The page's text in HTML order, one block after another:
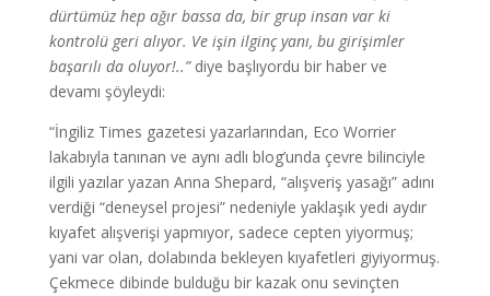
dürtümüz hep ağır bassa da, bir grup insan var ki
kontrolü geri alıyor. Ve işin ilginç yanı, bu girişimler
başarılı da oluyor!..”diye başlıyordu bir haber ve
devamı şöyleydi:
“İngiliz Times gazetesi yazarlarından, Eco Worrier
lakabıyla tanınan ve aynı adlı blog’unda çevre bilinciyle
ilgili yazılar yazan Anna Shepard, “alışveriş yasağı” adını
verdiği “deneysel projesi” nedeniyle yaklaşık yedi aydır
kıyafet alışverişi yapmıyor, sadece cepten yiyormuş;
yani var olan, dolabında bekleyen kıyafetleri giyiyormuş.
Çekmece dibinde bulduğu bir kazak onu sevinçten